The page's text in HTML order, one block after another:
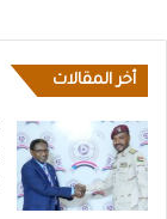
أخر المقالات